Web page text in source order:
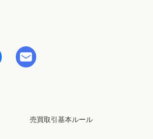
売買取引基本ルール